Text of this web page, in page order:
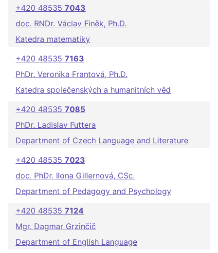
+420 48535 7043
doc. RNDr. Václav Finěk, Ph.D.
Katedra matematiky
+420 48535 7163
PhDr. Veronika Frantová, Ph.D.
Katedra společenských a humanitních věd
+420 48535 7085
PhDr. Ladislav Futtera
Department of Czech Language and Literature
+420 48535 7023
doc. PhDr. Ilona Gillernová, CSc.
Department of Pedagogy and Psychology
+420 48535 7124
Mgr. Dagmar Grzinčič
Department of English Language